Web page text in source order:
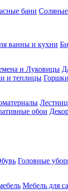
бани
ванны и кухни
и Луковицы
и теплицы
обои
Головные
Мебель для